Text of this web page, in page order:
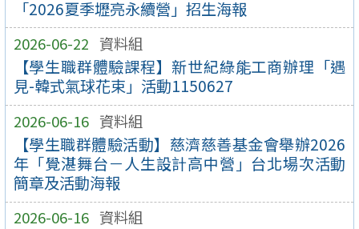
「2026夏季壢亮永續營」招生海報
2026-06-22 資料組
【學生職群體驗課程】新世紀綠能工商辦理「遇
見-韓式氣球花束」活動1150627
2026-06-16 資料組
【學生職群體驗活動】慈濟慈善基金會舉辦2026
年「覺湛舞台－人生設計高中營」台北場次活動
簡章及活動海報
2026-06-16 資料組